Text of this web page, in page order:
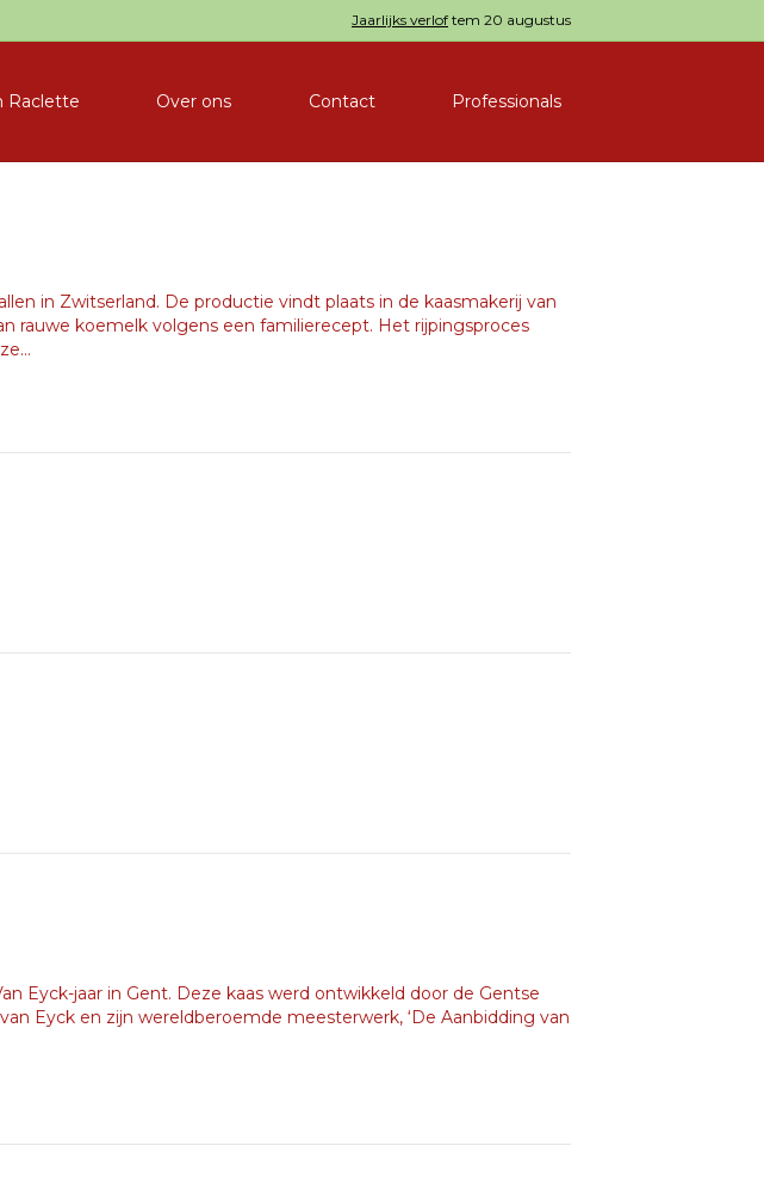
Jaarlijks verlof tem 20 augustus
Raclette Over ons Contact Professionals
in Zwitserland. De productie vindt plaats in de kaasmakerij van
rauwe koemelk volgens een familierecept. Het rijpingsproces
Eyck-jaar in Gent. Deze kaas werd ontwikkeld door de Gentse
Eyck en zijn wereldberoemde meesterwerk, ‘De Aanbidding van